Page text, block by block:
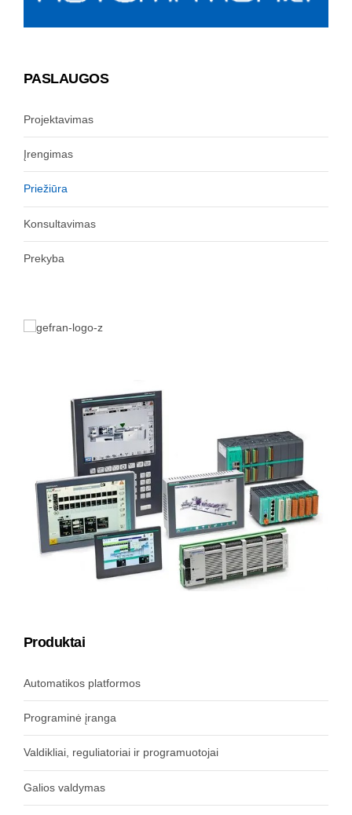
PASLAUGOS
Projektavimas
Įrengimas
Priežiūra
Konsultavimas
Prekyba
Produktai
Automatikos platformos
Programinė įranga
Valdikliai, reguliatoriai ir programuotojai
Galios valdymas